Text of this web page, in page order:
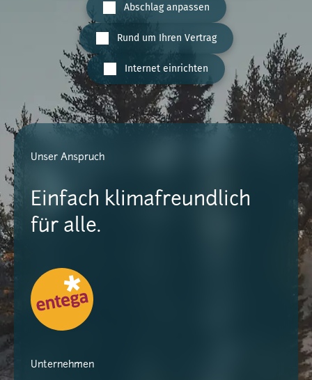
Abschlag anpassen
Rund um Ihren Vertrag
Internet einrichten
Unser Anspruch
Einfach klimafreundlich
für alle.
Unternehmen